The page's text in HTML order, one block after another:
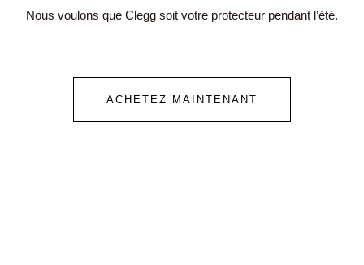
Nous voulons que Clegg soit votre protecteur pendant l’été.
ACHETEZ MAINTENANT